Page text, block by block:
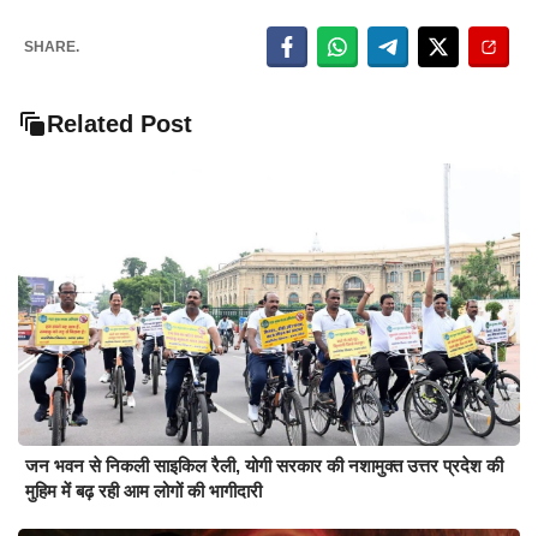
SHARE.
Related Post
जन भवन से निकली साइकिल रैली, योगी सरकार की नशामुक्त उत्तर प्रदेश की
मुहिम में बढ़ रही आम लोगों की भागीदारी